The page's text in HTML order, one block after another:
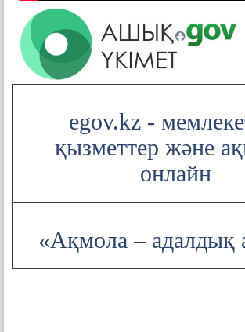
egov.kz -
қызметтер және
онлайн
«Ақмола – адалдық